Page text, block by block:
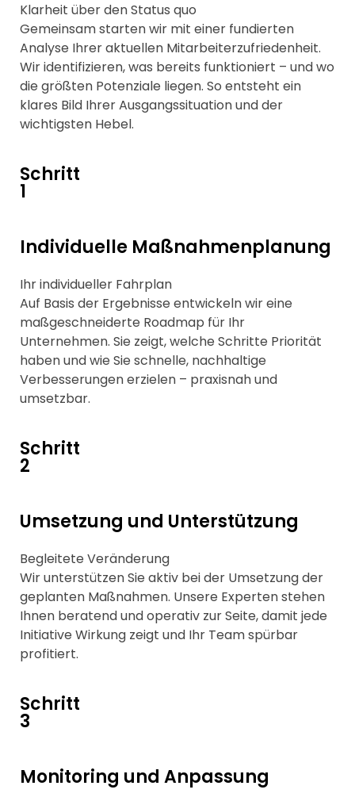
Klarheit über den Status quo
Gemeinsam starten wir mit einer fundierten
Analyse Ihrer aktuellen Mitarbeiterzufriedenheit.
Wir identifizieren, was bereits funktioniert – und wo
die größten Potenziale liegen. So entsteht ein
klares Bild Ihrer Ausgangssituation und der
wichtigsten Hebel.
Schritt
1
Individuelle Maßnahmenplanung
Ihr individueller Fahrplan
Auf Basis der Ergebnisse entwickeln wir eine
maßgeschneiderte Roadmap für Ihr
Unternehmen. Sie zeigt, welche Schritte Priorität
haben und wie Sie schnelle, nachhaltige
Verbesserungen erzielen – praxisnah und
umsetzbar.
Schritt
2
Umsetzung und Unterstützung
Begleitete Veränderung
Wir unterstützen Sie aktiv bei der Umsetzung der
geplanten Maßnahmen. Unsere Experten stehen
Ihnen beratend und operativ zur Seite, damit jede
Initiative Wirkung zeigt und Ihr Team spürbar
profitiert.
Schritt
3
Monitoring und Anpassung